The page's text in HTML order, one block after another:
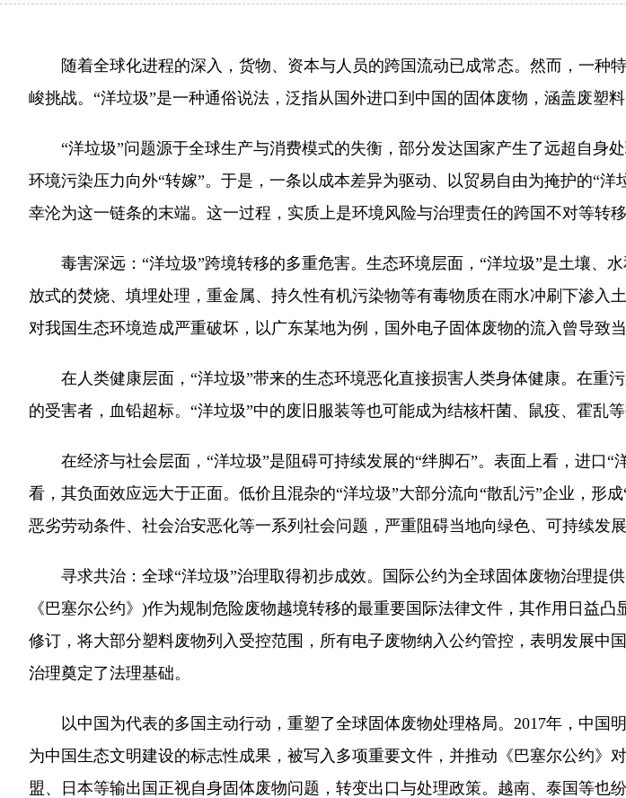
随着全球化进程的深入，货物、资本与人员的跨国流动已成常态。然而，一种
峻挑战。“洋垃圾”是一种通俗说法，泛指从国外进口到中国的固体废物，涵盖废塑
“洋垃圾”问题源于全球生产与消费模式的失衡，部分发达国家产生了远超自身
环境污染压力向外“转嫁”。于是，一条以成本差异为驱动、以贸易自由为掩护的“
幸沦为这一链条的末端。这一过程，实质上是环境风险与治理责任的跨国不对等转
毒害深远：“洋垃圾”跨境转移的多重危害。生态环境层面，“洋垃圾”是土壤、
放式的焚烧、填埋处理，重金属、持久性有机污染物等有毒物质在雨水冲刷下渗入
对我国生态环境造成严重破坏，以广东某地为例，国外电子固体废物的流入曾导致
在人类健康层面，“洋垃圾”带来的生态环境恶化直接损害人类身体健康。在重
的受害者，血铅超标。“洋垃圾”中的废旧服装等也可能成为结核杆菌、鼠疫、霍乱等
在经济与社会层面，“洋垃圾”是阻碍可持续发展的“绊脚石”。表面上看，进口“
看，其负面效应远大于正面。低价且混杂的“洋垃圾”大部分流向“散乱污”企业，形
恶劣劳动条件、社会治安恶化等一系列社会问题，严重阻碍当地向绿色、可持续发展
寻求共治：全球“洋垃圾”治理取得初步成效。国际公约为全球固体废物治理提
《巴塞尔公约》)作为规制危险废物越境转移的最重要国际法律文件，其作用日益
修订，将大部分塑料废物列入受控范围，所有电子废物纳入公约管控，表明发展
治理奠定了法理基础。
以中国为代表的多国主动行动，重塑了全球固体废物处理格局。2017年，中国
为中国生态文明建设的标志性成果，被写入多项重要文件，并推动《巴塞尔公约》
盟、日本等输出国正视自身固体废物问题，转变出口与处理政策。越南、泰国等也纷